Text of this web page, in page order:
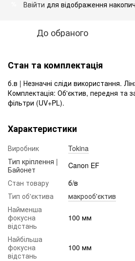
Ввійти для відображення
До обраного
Стан та комплектація
б.в | Незначні сліди використання.
Комплектація: Об'єктив, передня та
фільтри (UV+PL).
Характеристики
Виробник
Tokina
Тип кріплення |
Байонет
Canon EF
Стан товару
б/в
Тип об'єктива
макрооб'єктив
Найменша
фокусна
відстань
100 мм
Найбільша
фокусна
відстань
100 мм